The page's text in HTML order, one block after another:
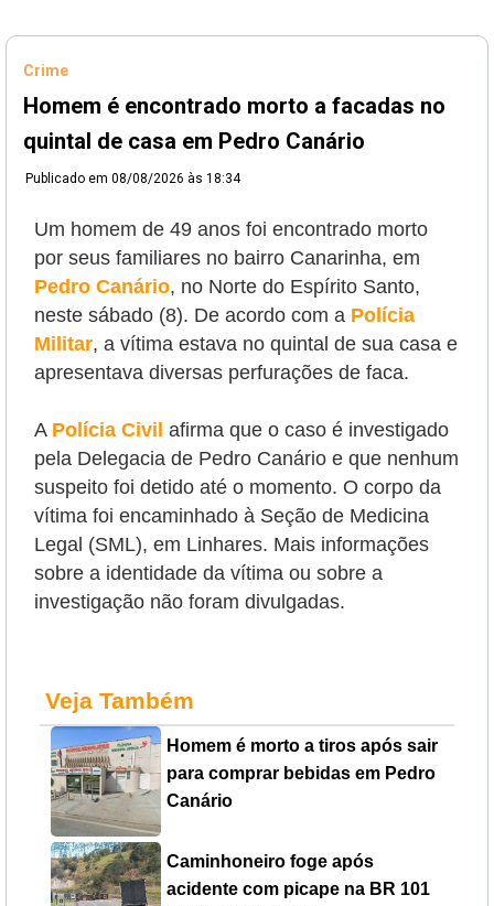
Crime
Homem é encontrado morto a facadas no
quintal de casa em Pedro Canário
Publicado em 08/08/2026 às 18:34
Um homem de 49 anos foi encontrado morto
por seus familiares no bairro Canarinha, em
Pedro Canário, no Norte do Espírito Santo,
neste sábado (8). De acordo com a Polícia
Militar, a vítima estava no quintal de sua casa e
apresentava diversas perfurações de faca.
A Polícia Civil afirma que o caso é investigado
pela Delegacia de Pedro Canário e que nenhum
suspeito foi detido até o momento. O corpo da
vítima foi encaminhado à Seção de Medicina
Legal (SML), em Linhares. Mais informações
sobre a identidade da vítima ou sobre a
investigação não foram divulgadas.
Veja Também
Homem é morto a tiros após sair
para comprar bebidas em Pedro
Canário
Caminhoneiro foge após
acidente com picape na BR 101